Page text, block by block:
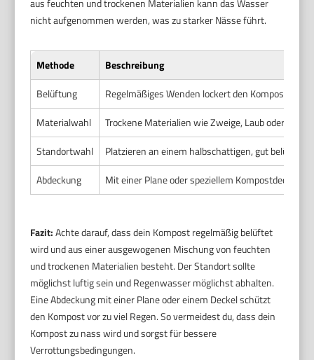
nicht aufgenommen werden, was zu starker Nässe führt.
Methode
Beschreibung
Belüftung
Regelmäßiges Wenden lockert den Kompost auf
Materialwahl
Trockene Materialien wie Zweige, Laub oder
Standortwahl
Platzieren an einem halbschattigen, gut
Abdeckung
Mit einer Plane oder speziellem Kompostdeckel
Fazit:Achte darauf, dass dein Kompost regelmäßig belüftet
wird und aus einer ausgewogenen Mischung von feuchten
und trockenen Materialien besteht. Der Standort sollte
möglichst luftig sein und Regenwasser möglichst abhalten.
Eine Abdeckung mit einer Plane oder einem Deckel schützt
den Kompost vor zu viel Regen. So vermeidest du, dass dein
Kompost zu nass wird und sorgst für bessere
Verrottungsbedingungen.